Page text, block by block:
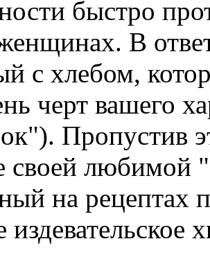
быстро
В
с хлебом,
черт вашего
Пропустив
своей любимой
на рецептах